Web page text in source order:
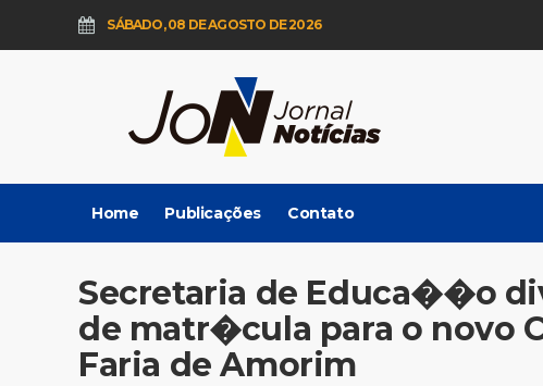
SÁBADO, 08 DE AGOSTO DE 2026
Home Publicações Contato
Secretaria de Educa��o
de matr�cula para o novo
Faria de Amorim